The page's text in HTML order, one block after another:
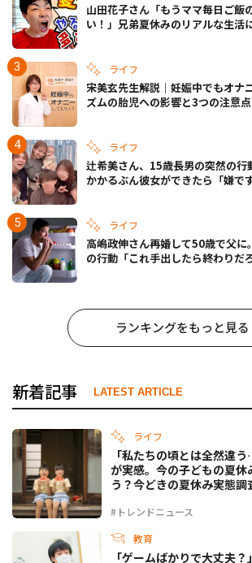
山田花子さん「もうママ毎日ご飯
い！」兄弟夏休みのリアルな生活
ライフ
宋美玄先生解説｜妊娠中でもオナ
ズムの胎児への影響と3つの注意点
ライフ
辻希美さん、15歳長男の突然の行
かかるぶん彼女ができたら「嫌で
ライフ
高嶋政伸さん再婚して50歳で父に
の行動「これ手出したら終わりだ
ランキングをもっと見る
新着記事 LATEST ARTICLE
ライフ
#トレンドニュース
「私たちの頃とは全然違
が実感。今の子どもの夏
う？今どきの夏休み実態調
教育
「ゲームばかりで大丈夫